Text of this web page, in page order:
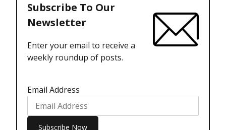
Subscribe To Our
Newsletter
Enter your email to receive a
weekly roundup of posts.
Email Address